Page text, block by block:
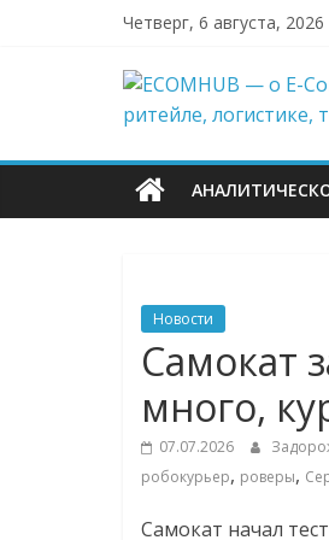
содержимому
Четверг, 6 августа, 2026
—
о
E-Новости
Самокат
много,
07.07.2026
робокурьер, роверы,
Самокат начал